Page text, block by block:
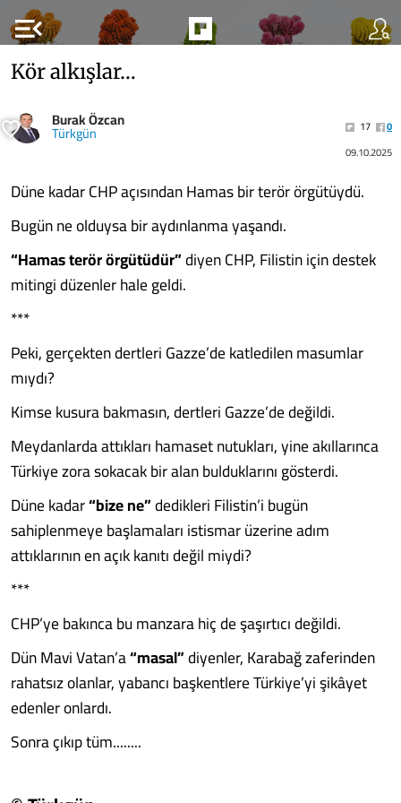
menu_open
Kör alkışlar…
Burak Özcan
Türkgün 17
0
09.10.2025
Düne kadar CHP açısından Hamas bir terör örgütüydü.
Bugün ne olduysa bir aydınlanma yaşandı.
“Hamas terör örgütüdür”diyen CHP, Filistin için destek
mitingi düzenler hale geldi.
***
Peki, gerçekten dertleri Gazze’de katledilen masumlar
mıydı?
Kimse kusura bakmasın, dertleri Gazze’de değildi.
Meydanlarda attıkları hamaset nutukları, yine akıllarınca
Türkiye zora sokacak bir alan bulduklarını gösterdi.
Düne kadar“bize ne”dedikleri Filistin’i bugün
sahiplenmeye başlamaları istismar üzerine adım
attıklarının en açık kanıtı değil miydi?
***
CHP’ye bakınca bu manzara hiç de şaşırtıcı değildi.
Dün Mavi Vatan’a“masal”diyenler, Karabağ zaferinden
rahatsız olanlar, yabancı başkentlere Türkiye’yi şikâyet
edenler onlardı.
Sonra çıkıp tüm........